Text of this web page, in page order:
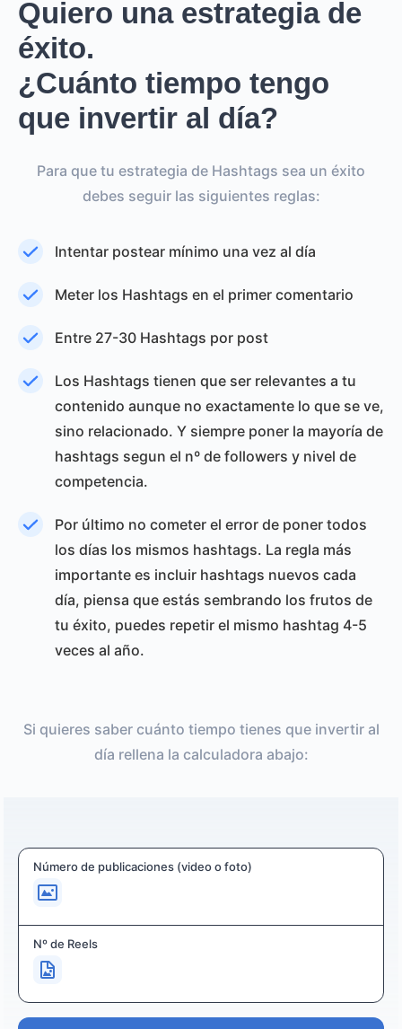
Quiero una estrategia de
éxito.
¿Cuánto tiempo tengo
que invertir al día?
Para que tu estrategia de Hashtags sea un éxito
debes seguir las siguientes reglas:
Intentar postear mínimo una vez al día
Meter los Hashtags en el primer comentario
Entre 27-30 Hashtags por post
Los Hashtags tienen que ser relevantes a tu
contenido aunque no exactamente lo que se ve,
sino relacionado. Y siempre poner la mayoría de
hashtags segun el nº de followers y nivel de
competencia.
Por último no cometer el error de poner todos
los días los mismos hashtags. La regla más
importante es incluir hashtags nuevos cada
día, piensa que estás sembrando los frutos de
tu éxito, puedes repetir el mismo hashtag 4-5
veces al año.
Si quieres saber cuánto tiempo tienes que invertir al
día rellena la calculadora abajo:
Número de publicaciones (video o foto)
Nº de Reels